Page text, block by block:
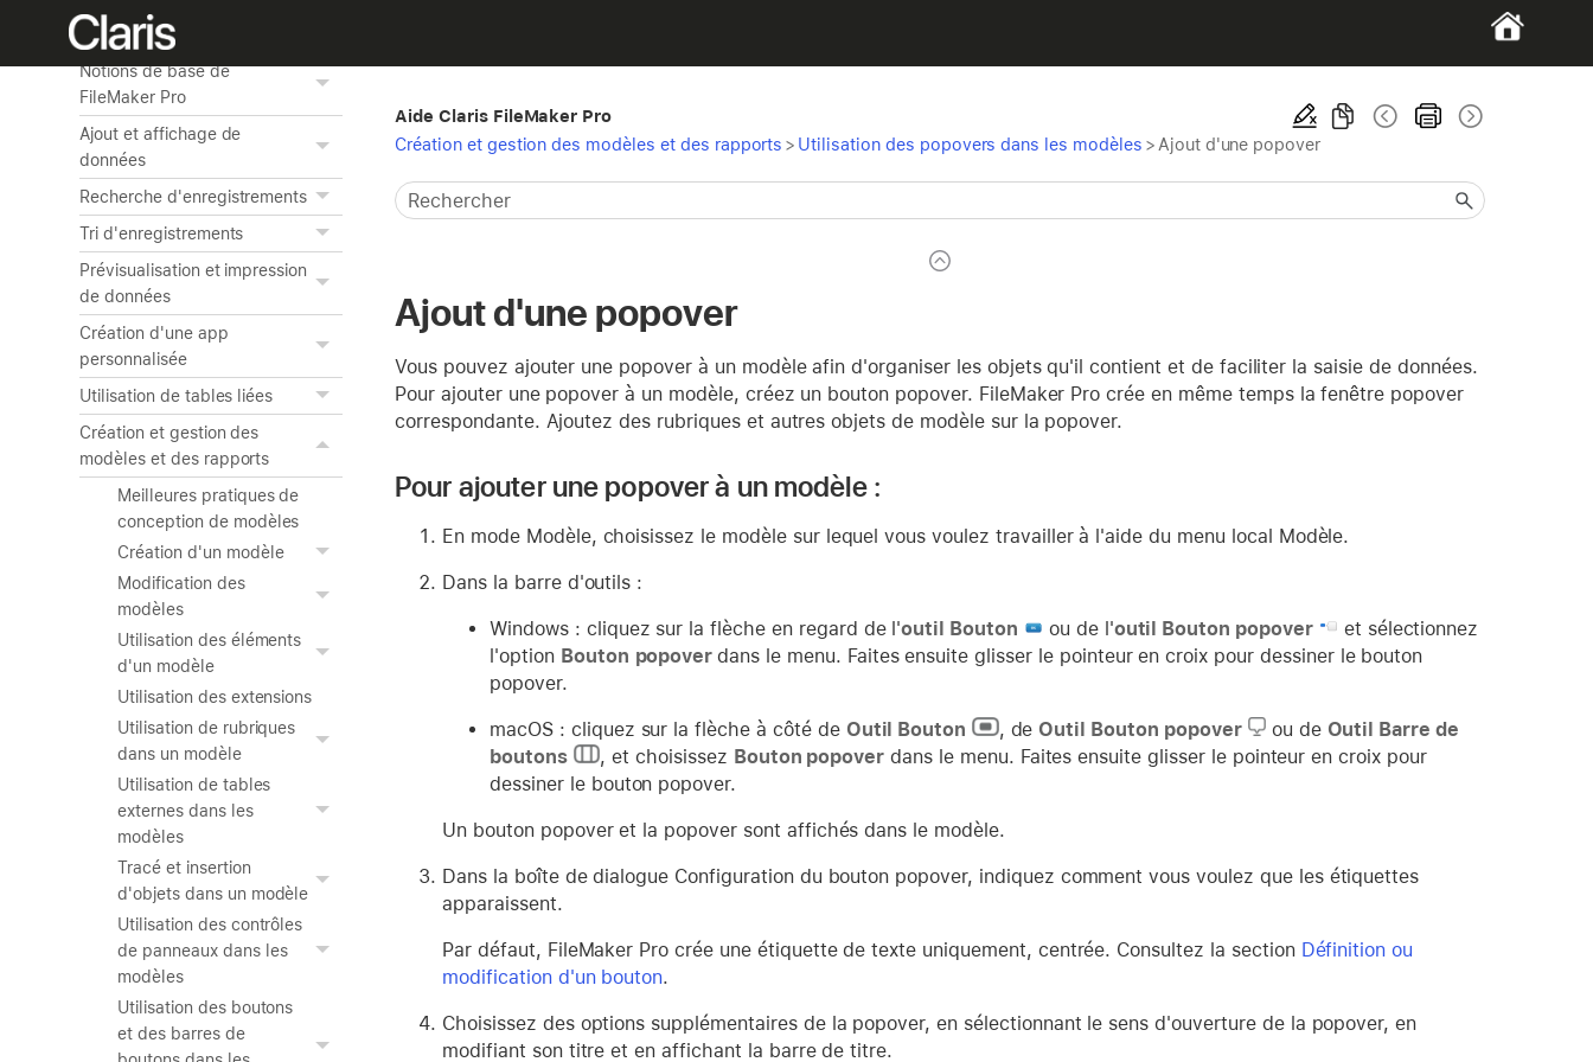
Accueil
Notions de base de
FileMaker Pro
Ajout et affichage de
données
Recherche d'enregistrements
Tri d'enregistrements
Prévisualisation et impression
de données
Création d'une app
personnalisée
Utilisation de tables liées
Création et gestion des
modèles et des rapports
Meilleures pratiques de
conception de modèles
Création d'un modèle
Modification des
modèles
Utilisation des éléments
d'un modèle
Utilisation des extensions
Utilisation de rubriques
dans un modèle
Utilisation de tables
externes dans les
modèles
Tracé et insertion
d'objets dans un modèle
Utilisation des contrôles
de panneaux dans les
modèles
Utilisation des boutons
et des barres de
Aide Claris FileMaker Pro
Création et gestion des modèles et des rapports > Utilisation des popovers dans les modèles > Ajout d'une popover
Ajout d'une popover
Vous pouvez ajouter une popover à un modèle afin d'organiser les objets qu'il contient et de faciliter la saisie de données.
Pour ajouter une popover à un modèle, créez un bouton popover. FileMaker Pro crée en même temps la fenêtre popover
correspondante. Ajoutez des rubriques et autres objets de modèle sur la popover.
Pour ajouter une popover à un modèle :
En mode Modèle, choisissez le modèle sur lequel vous voulez travailler à l'aide du menu local Modèle.
Dans la barre d'outils :
Windows : cliquez sur la flèche en regard de l'outil Bouton ou de l'outil Bouton popover
et sélectionnez
l'option Bouton popoverdans le menu. Faites ensuite glisser le pointeur en croix pour dessiner le bouton
popover.
macOS : cliquez sur la flèche à côté de Outil Bouton , de Outil Bouton popover ou de Outil Barre de
boutons
, et choisissez Bouton popover dans le menu. Faites ensuite glisser le pointeur en croix pour
dessiner le bouton popover.
Un bouton popover et la popover sont affichés dans le modèle.
Dans la boîte de dialogue Configuration du bouton popover, indiquez comment vous voulez que les étiquettes
apparaissent.
Par défaut, FileMaker Pro crée une étiquette de texte uniquement, centrée. Consultez la section Définition ou
modification d'un bouton.
Choisissez des options supplémentaires de la popover, en sélectionnant le sens d'ouverture de la popover, en
modifiant son titre et en affichant la barre de titre.